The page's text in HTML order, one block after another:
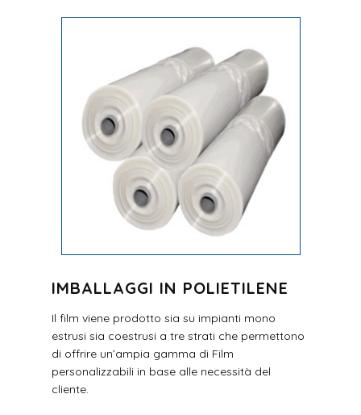
IMBALLAGGI IN POLIETILENE
Il film viene prodotto sia su impianti mono
estrusi sia coestrusi a tre strati che permettono
di offrire un’ampia gamma di Film
personalizzabili in base alle necessità del
cliente.